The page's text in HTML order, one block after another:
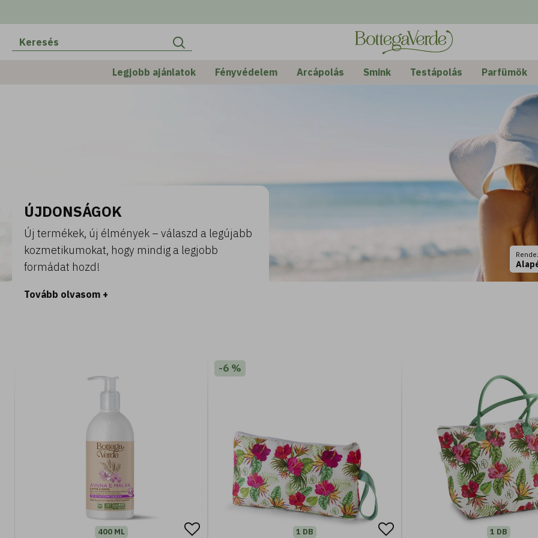
Legjobb ajánlatok Fényvédelem Arcápolás Smink Testápolás Parfümök
ÚJDONSÁGOK
Új termékek, új élmények – válaszd a legújabb
kozmetikumokat, hogy mindig a legjobb
formádat hozd!
Tovább olvasom +
400 ML
-6 %
1 DB 1 DB